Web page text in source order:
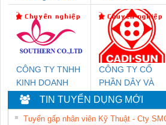
Nam Quốc Thịnh
CÔNG TY TNHH
KINH DOANH
DỊCH VỤ XNK
PHƯƠNG NAM
CÔNG TY CỔ
PHẦN DÂY VÀ
CÁP ĐIỆN
THƯỢNG ĐÌNH
TIN TUYỂN DỤNG MỚI
Tuyển gấp nhân viên Kỹ Thuật - Cty